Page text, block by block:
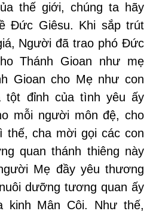
thế giới, chúng ta hãy
Đức Giêsu. Khi sắp trút
Người đã trao phó Đức
Thánh Gioan như mẹ
Gioan cho Mẹ như con
tột đỉnh của tình yêu ấy
mỗi người môn đệ, cho
thế, cha mời gọi các con
quan thánh thiêng này
Mẹ đầy yêu thương
dưỡng tương quan ấy
kinh Mân Côi. Như thế,